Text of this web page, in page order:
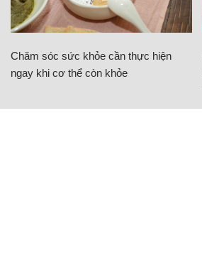
Chăm sóc sức khỏe cần thực hiện
ngay khi cơ thể còn khỏe